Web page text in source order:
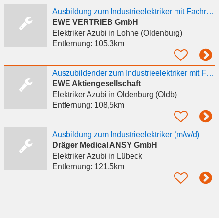
Ausbildung zum Industrieelektriker mit Fachrichtung Betriebstechnik (w/d/m) für Energienetze - 2027
EWE VERTRIEB GmbH
Elektriker Azubi in Lohne (Oldenburg)
Entfernung: 105,3km
Auszubildender zum Industrieelektriker mit Fachrichtung Betriebstechnik (w/d/m) für
EWE Aktiengesellschaft
Elektriker Azubi in Oldenburg (Oldb)
Entfernung: 108,5km
Ausbildung zum Industrieelektriker (m/w/d)
Dräger Medical ANSY GmbH
Elektriker Azubi in Lübeck
Entfernung: 121,5km